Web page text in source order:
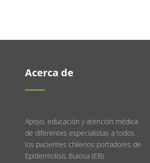
Acerca de
Apoyo, educación y atención médica
de diferentes especialistas a todos
los pacientes chilenos portadores de
Epidermolisis Bulosa (EB).